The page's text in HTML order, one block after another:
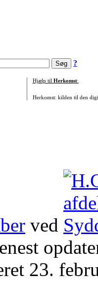
?
Hjælp til Herkomst:
Herkomst: kilden til den
ved
23.